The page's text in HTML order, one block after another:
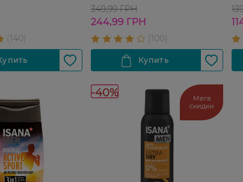
349,99 ГРН
244,99 ГРН
-40%
Мега
скидки